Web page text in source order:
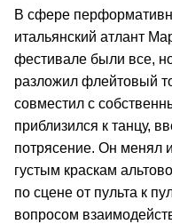
В сфере
итальянский атлант
фестивале были все,
разложил флейтовый
совместил с
приблизился к танцу,
потрясение. Он менял
густым краскам
по сцене от пульта к
вопросом